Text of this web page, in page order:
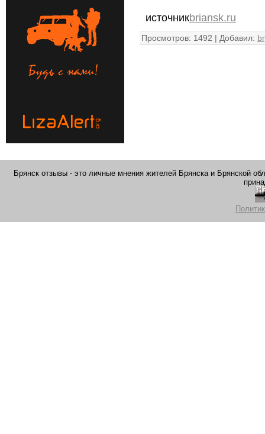
источникbriansk.ru
Просмотров: 1492 | Добавил:
Брянск отзывы - это личные мнения жителей Брянска и Брянской